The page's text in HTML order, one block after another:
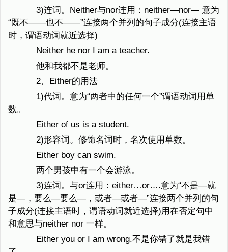
3)连词。Neither与nor连用：neither—nor— 意为
“既不——也不——”连接两个并列的句子成分(连接主语
时，谓语动词就近选择)
Neither he nor I am a teacher.
他和我都不是老师。
2、Either的用法
1)代词。意为“两者中的任何一个”谓语动词用单
数。
Either of us is a student.
2)形容词。修饰名词时，名次使用单数。
Either boy can swim.
两个男孩中有一个会游泳。
3)连词。与or连用：either…or….意为“不是—就
是—，要么—要么—，或者—或者—”连接两个并列的句
子成分(连接主语时，谓语动词就近选择)用在否定句中
和意思与neither nor 一样。
Either you or I am wrong.不是你错了就是我错